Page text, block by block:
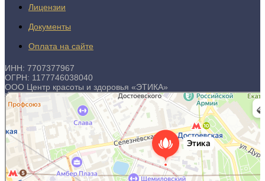
Лицензии
Документы
Оплата на сайте
ИНН: 7707377967
ОГРН: 1177746038040
ООО Центр красоты и здоровья «ЭТИКА»
Этика
Косметология в Москве
Эпиляция в Москве